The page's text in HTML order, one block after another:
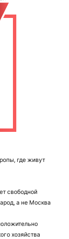
где живут
свободной
а не Москва
хозяйства